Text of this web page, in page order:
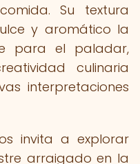
Su textura
y aromático la
para el paladar,
culinaria
interpretaciones
invita a explorar
arraigado en la